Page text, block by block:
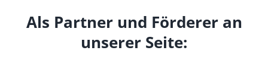
Als Partner und Förderer an
unserer Seite: